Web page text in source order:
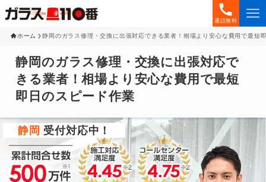
通話無料
ホーム 静岡のガラス修理・交換に出張対応できる業者！相場より安心な費用で最短
静岡のガラス修理・交換に出張対応で
きる業者！相場より安心な費用で最短
即日のスピード作業
静岡 受付対応中！